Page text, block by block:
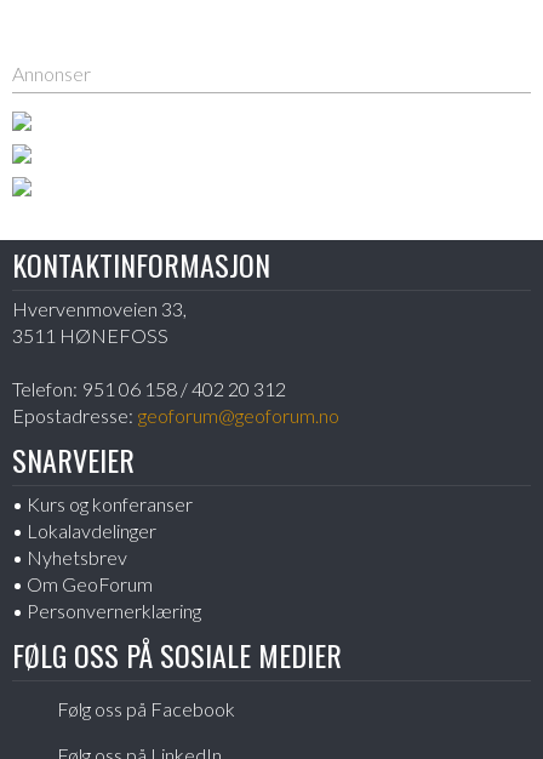
Annonser
KONTAKTINFORMASJON
Hvervenmoveien 33,
3511 HØNEFOSS
Telefon: 951 06 158 / 402 20 312
Epostadresse: geoforum@geoforum.no
SNARVEIER
Kurs og konferanser
Lokalavdelinger
Nyhetsbrev
Om GeoForum
Personvernerklæring
FØLG OSS PÅ SOSIALE MEDIER
Følg oss på Facebook